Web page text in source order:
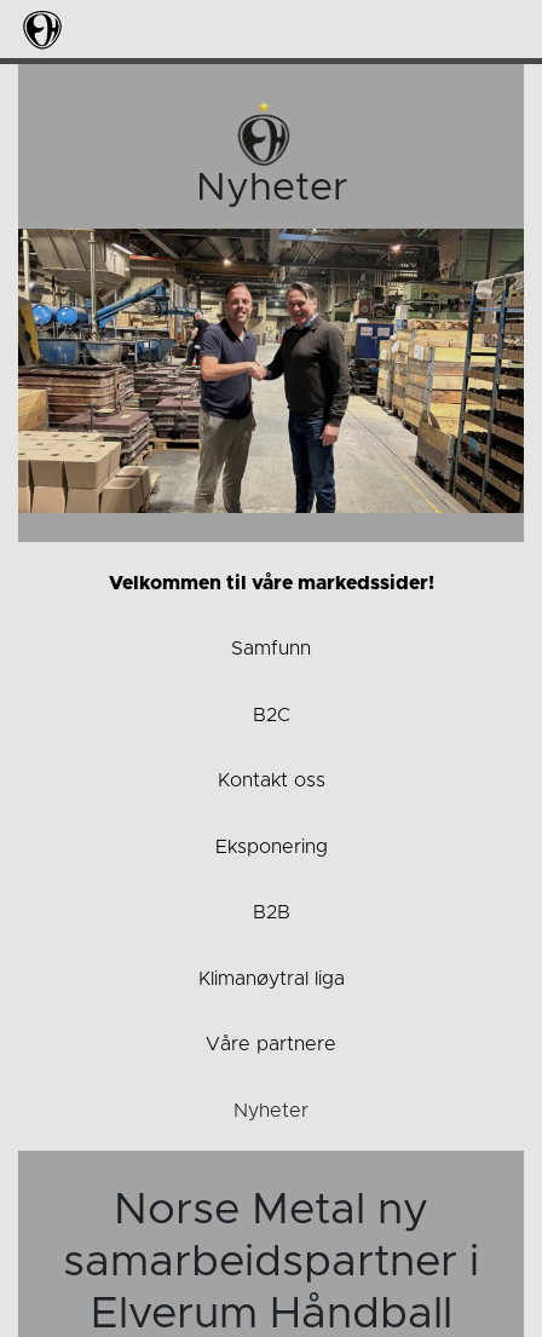
Nyheter
Velkommen til våre markedssider!
Samfunn
B2C
Kontakt oss
Eksponering
B2B
Klimanøytral liga
Våre partnere
Nyheter
Norse Metal ny
samarbeidspartner i
Elverum Håndball